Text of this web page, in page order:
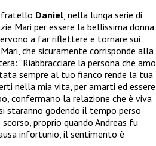
fratello Daniel , nella lunga serie di
Mari per essere la bellissima donna
a far riflettere e tornare sui
che sicuramente corrisponde alla
“Riabbracciare la persona che amo
sempre al tuo fianco rende la tua
nella mia vita, per amarti ed essere
confermano la relazione che è viva
staranno godendo il tempo perso
proprio quando Andreas fu
infortunio, il sentimento è